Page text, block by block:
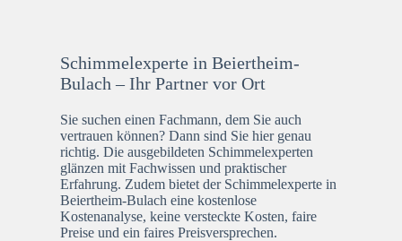
Schimmelexperte in Beiertheim-
Bulach – Ihr Partner vor Ort
Sie suchen einen Fachmann, dem Sie auch
vertrauen können? Dann sind Sie hier genau
richtig. Die ausgebildeten Schimmelexperten
glänzen mit Fachwissen und praktischer
Erfahrung. Zudem bietet der Schimmelexperte in
Beiertheim-Bulach eine kostenlose
Kostenanalyse, keine versteckte Kosten, faire
Preise und ein faires Preisversprechen.